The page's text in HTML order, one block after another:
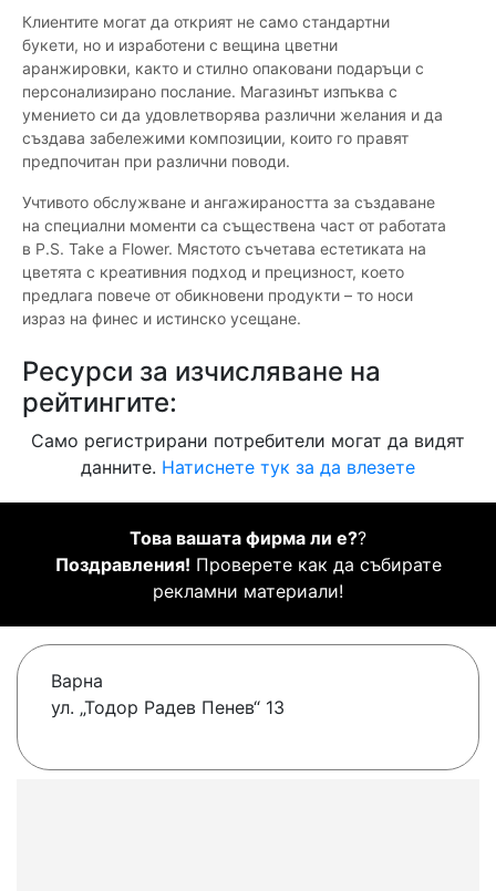
Клиентите могат да открият не само стандартни
букети, но и изработени с вещина цветни
аранжировки, както и стилно опаковани подаръци с
персонализирано послание. Магазинът изпъква с
умението си да удовлетворява различни желания и да
създава забележими композиции, които го правят
предпочитан при различни поводи.
Учтивото обслужване и ангажираността за създаване
на специални моменти са съществена част от работата
в P.S. Take a Flower. Мястото съчетава естетиката на
цветята с креативния подход и прецизност, което
предлага повече от обикновени продукти – то носи
израз на финес и истинско усещане.
Ресурси за изчисляване на
рейтингите:
Само регистрирани потребители могат да видят
данните. Натиснете тук за да влезете
Това вашата фирма ли е??
Поздравления! Проверете как да събирате
рекламни материали!
Варна
ул. „Тодор Радев Пенев“ 13